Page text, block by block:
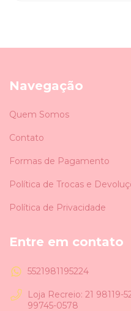
Navegação
Quem Somos
Contato
Formas de Pagamento
Política de Trocas e
Política de Privacidade
Entre em contato
5521981195224
Loja Recreio: 21 98119-
99745-0578